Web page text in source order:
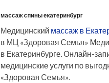
массаж спины екатеринбург
Медицинский массаж в
в МЦ «Здоровая Семья»
в Екатеринбурге. Онлайн-
медицинские услуги по
«Здоровая Семья».